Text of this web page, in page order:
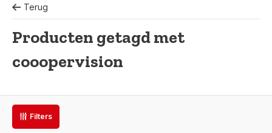
Terug
Producten getagd met
cooopervision
Filters